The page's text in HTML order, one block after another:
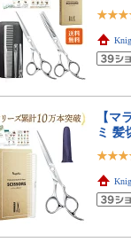
【マ
ミ 髪